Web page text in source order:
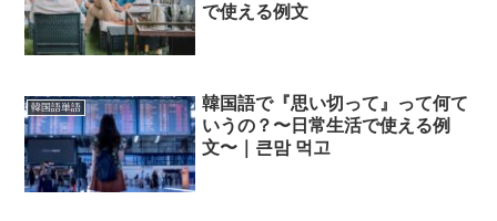
で使える例文
韓国語単語
韓国語で『思い切って』って何て
いうの？〜日常生活で使える例
文〜｜큰맘 먹고